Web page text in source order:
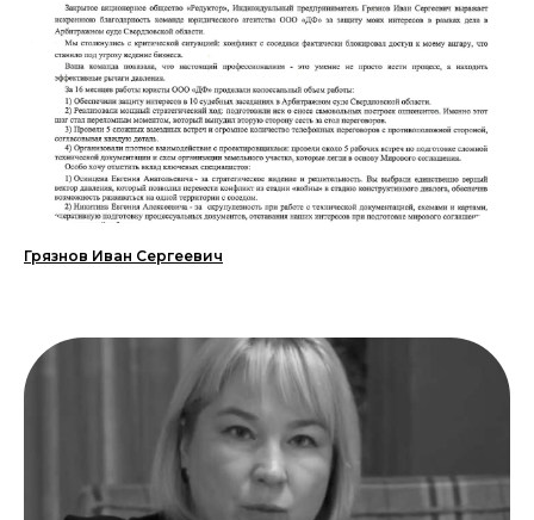
Грязнов Иван Сергеевич